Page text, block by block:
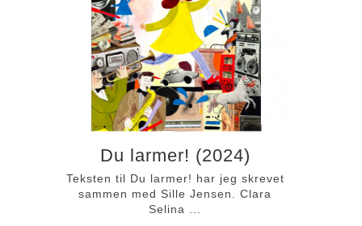
Du larmer! (2024)
Teksten til Du larmer! har jeg skrevet
sammen med Sille Jensen. Clara
Selina ...